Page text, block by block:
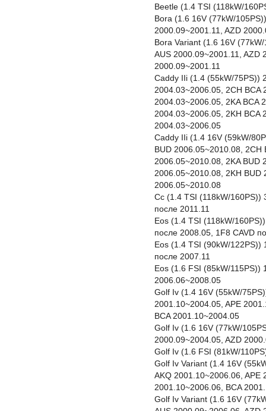
Beetle (1.4 TSI (118kW/
Bora (1.6 16V (77kW/
2000.09~2001.11, AZD
Bora Variant (1.6 16V
AUS 2000.09~2001.11, AZD
2000.09~2001.11
Caddy IIi (1.4 (55kW/75PS))
2004.03~2006.05, 2CH BCA
2004.03~2006.05, 2KA BCA
2004.03~2006.05, 2KH BCA
2004.03~2006.05
Caddy IIi (1.4 16V (59kW/
BUD 2006.05~2010.08, 2CH
2006.05~2010.08, 2KA BUD
2006.05~2010.08, 2KH BUD
2006.05~2010.08
Cc (1.4 TSI (118kW/160PS))
после 2011.11
Eos (1.4 TSI (118kW/
после 2008.05, 1F8 CAVD
Eos (1.4 TSI (90kW/122PS))
после 2007.11
Eos (1.6 FSI (85kW/115PS))
2006.06~2008.05
Golf Iv (1.4 16V (55kW/
2001.10~2004.05, APE
BCA 2001.10~2004.05
Golf Iv (1.6 16V (77kW/
2000.09~2004.05, AZD
Golf Iv (1.6 FSI (81kW/
Golf Iv Variant (1.4 16V
AKQ 2001.10~2006.06, APE
2001.10~2006.06, BCA
Golf Iv Variant (1.6 16V